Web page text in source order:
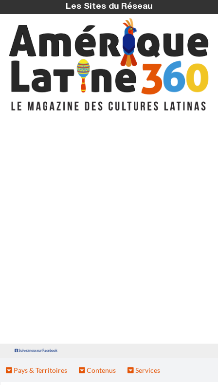
Les Sites du Réseau
Suivez nous sur Facebook
Pays & Territoires Contenus Services